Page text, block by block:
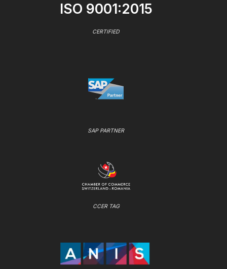
ISO 9001:2015
CERTIFIED
SAP PARTNER
CCER TAG